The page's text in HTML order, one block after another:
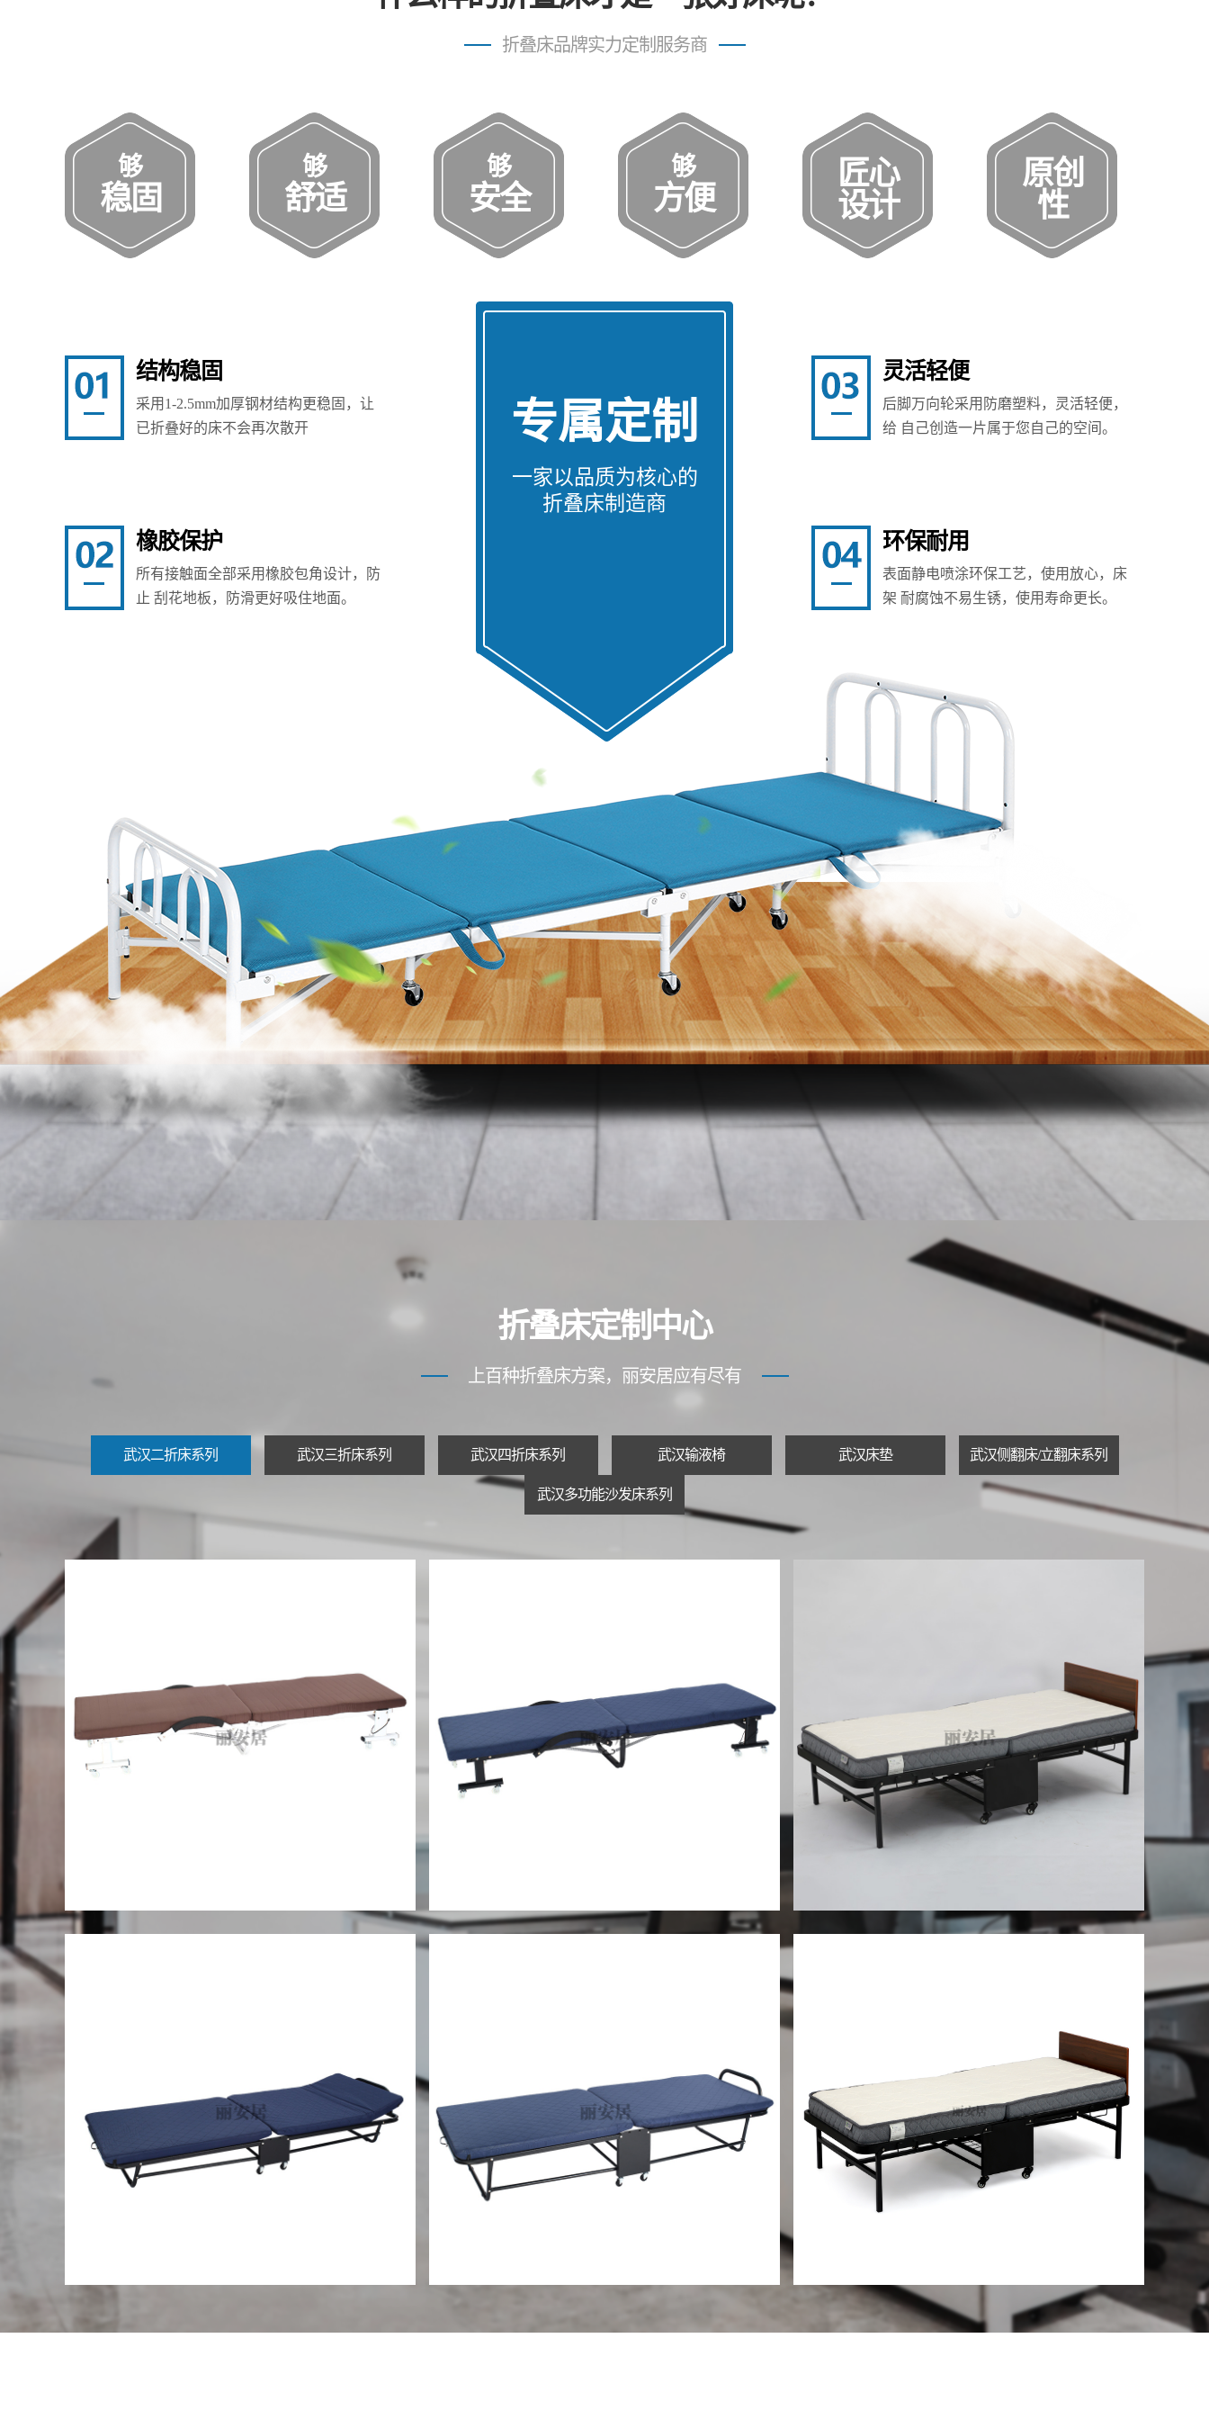
折叠床品牌实力定制服务商
够
稳固
够
舒适
够
安全
够
方便
匠心
设计
原创
性
结构稳固
采用1-2.5mm加厚钢材结构更稳固，让
已折叠好的床不会再次散开
灵活轻便
后脚万向轮采用防磨塑料，灵活轻便，
给 自己创造一片属于您自己的空间。
橡胶保护
所有接触面全部采用橡胶包角设计，防
止 刮花地板，防滑更好吸住地面。
环保耐用
表面静电喷涂环保工艺，使用放心，床
架 耐腐蚀不易生锈，使用寿命更长。
专属定制
一家以品质为核心的
折叠床制造商
折叠床定制中心
上百种折叠床方案，丽安居应有尽有
武汉二折床系列 武汉三折床系列 武汉四折床系列 武汉输液椅 武汉床垫 武汉侧翻床/立翻床系列
武汉多功能沙发床系列